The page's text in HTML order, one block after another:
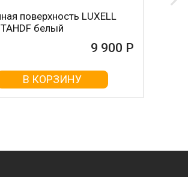
поверхность LUXELL
белый
9 900 Р
В КОРЗИНУ